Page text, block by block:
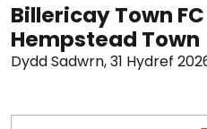
Billericay Town
Hempstead Town
Dydd Sadwrn, 31 Hydref